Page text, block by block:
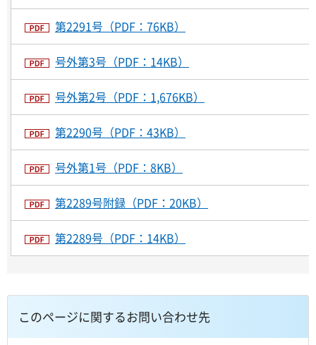
第2291号（PDF：76KB）
号外第3号（PDF：14KB）
号外第2号（PDF：1,676KB）
第2290号（PDF：43KB）
号外第1号（PDF：8KB）
第2289号附録（PDF：20KB）
第2289号（PDF：14KB）
このページに関するお問い合わせ先